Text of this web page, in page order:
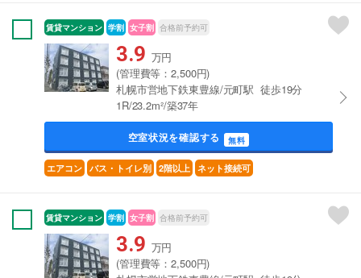
賃貸マンション 学割 女子割 合格前予約可
3.9 万円
(管理費等：2,500円)
札幌市営地下鉄東豊線/元町駅 徒歩19分
1R/23.2m²/築37年
空室状況を確認する 無料
エアコン バス・トイレ別 2階以上 ネット接続可
賃貸マンション 学割 女子割 合格前予約可
3.9 万円
(管理費等：2,500円)